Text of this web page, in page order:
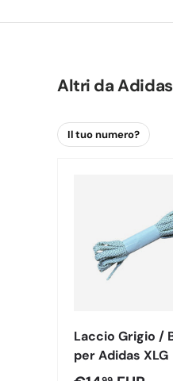
Altri daAdidas
Laccio Grigio /
per Adidas XLG